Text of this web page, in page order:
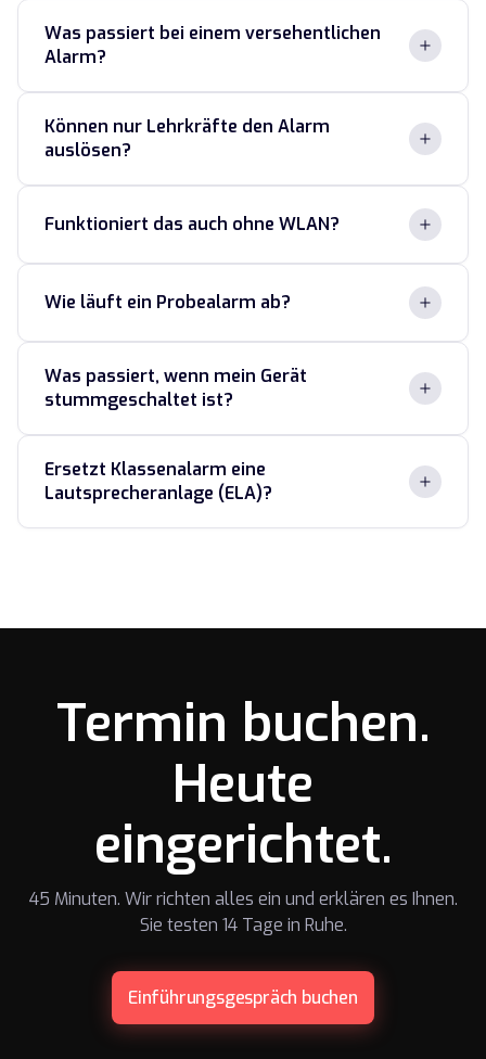
Was passiert bei einem versehentlichen
Alarm?
Können nur Lehrkräfte den Alarm
auslösen?
Funktioniert das auch ohne WLAN?
Wie läuft ein Probealarm ab?
Was passiert, wenn mein Gerät
stummgeschaltet ist?
Ersetzt Klassenalarm eine
Lautsprecheranlage (ELA)?
Termin buchen.
Heute
eingerichtet.
45 Minuten. Wir richten alles ein und erklären es Ihnen.
Sie testen 14 Tage in Ruhe.
Einführungsgespräch buchen